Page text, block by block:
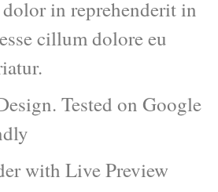
in reprehenderit in
cillum dolore eu
Tested on Google
with Live Preview